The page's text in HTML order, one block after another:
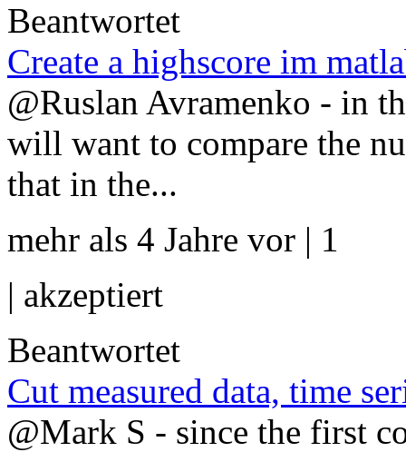
Beantwortet
Create a highscore im
@Ruslan Avramenko - in
will want to compare the
that in the...
mehr als 4 Jahre vor | 1
| akzeptiert
Beantwortet
Cut measured data, time
@Mark S - since the first